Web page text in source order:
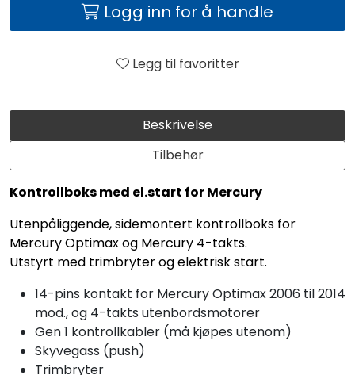
Beskrivelse
Tilbehør
Kontrollboks med el.start for Mercury
Utenpåliggende, sidemontert kontrollboks for
Mercury Optimax og Mercury 4-takts.
Utstyrt med trimbryter og elektrisk start.
14-pins kontakt for Mercury Optimax 2006 til 2014
mod., og 4-takts utenbordsmotorer
Gen 1 kontrollkabler (må kjøpes utenom)
Skyvegass (push)
Trimbryter
Logg inn for å handle
Legg til favoritter